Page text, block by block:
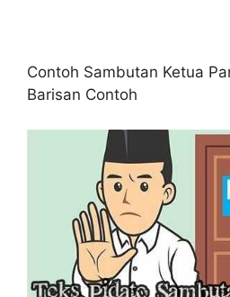
Contoh Sambutan Ketua
Barisan Contoh